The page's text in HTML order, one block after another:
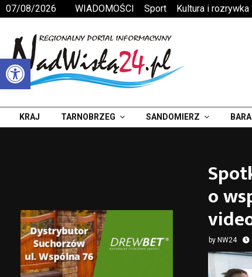
Otwórz pasek narzędzi
07/08/2026 WIADOMOŚCI Sport Kultura i rozrywka
KRAJ TARNOBRZEG SANDOMIERZ
o
by NW24